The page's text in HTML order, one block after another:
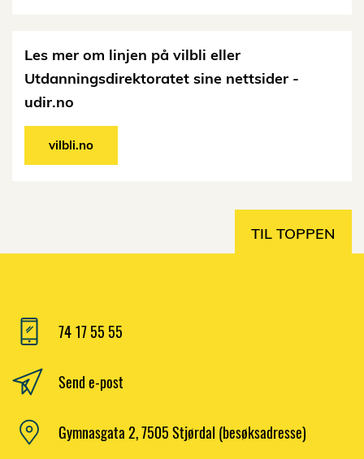
Les mer om linjen på vilbli eller
Utdanningsdirektoratet sine nettsider -
udir.no
vilbli.no
TIL TOPPEN
74 17 55 55
Send e-post
Gymnasgata 2, 7505 Stjørdal (besøksadresse)